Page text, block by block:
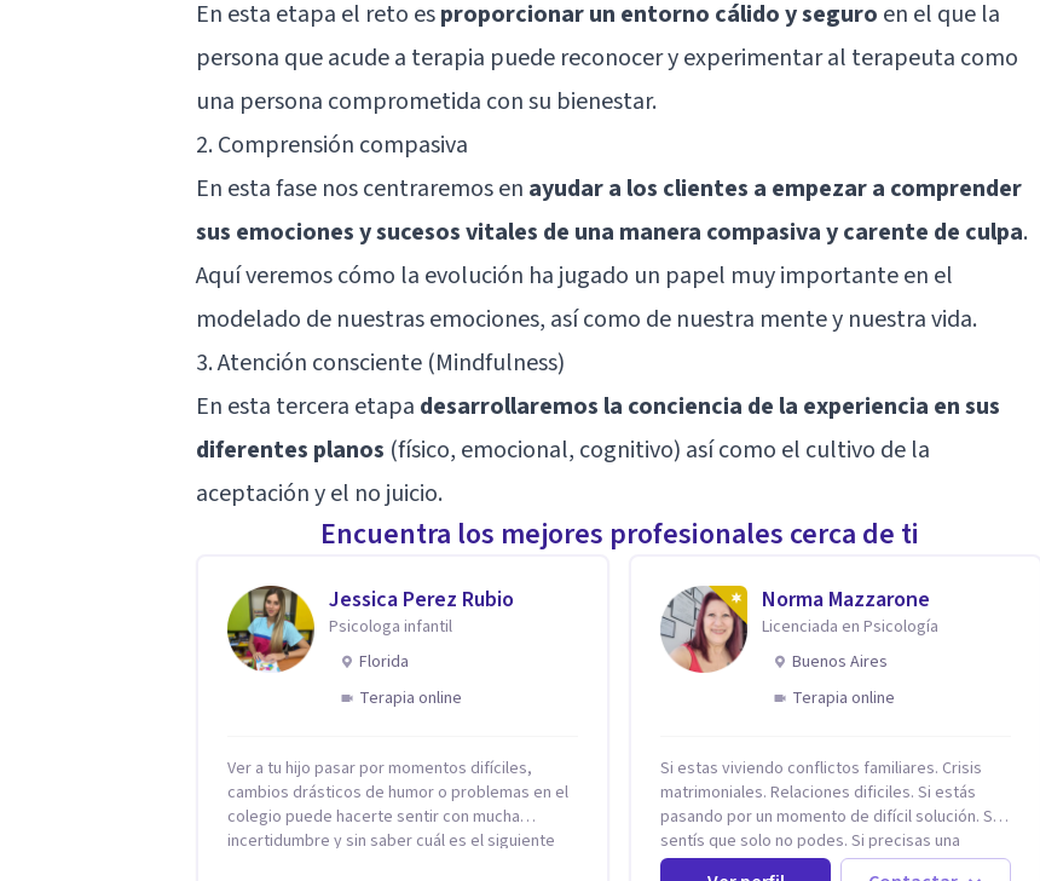
En esta etapa el reto esproporcionar un entorno cálido y seguro en el que la
persona que acude a terapia puede reconocer y experimentar al terapeuta como
una persona comprometida con su bienestar.
2. Comprensión compasiva
En esta fase nos centraremos en ayudar a los clientes a empezar a comprender
sus emociones y sucesos vitales de una manera compasiva y carente de culpa.
Aquí veremos cómo la evolución ha jugado un papel muy importante en el
modelado de nuestras emociones, así como de nuestra mente y nuestra vida.
3. Atención consciente (Mindfulness)
En esta tercera etapa desarrollaremos la conciencia de la experiencia en sus
diferentes planos (físico, emocional, cognitivo) así como el cultivo de la
aceptación y el no juicio.
Encuentra los mejores profesionales cerca de ti
Jessica Perez Rubio
Psicologa infantil
Florida
Terapia online
Ver a tu hijo pasar por momentos difíciles,
cambios drásticos de humor o problemas en el
colegio puede hacerte sentir con mucha
incertidumbre y sin saber cuál es el siguiente
Norma Mazzarone
Licenciada en Psicología
Buenos Aires
Terapia online
Si estas viviendo conflictos familiares. Crisis
matrimoniales. Relaciones dificiles. Si estás
pasando por un momento de difícil solución. Si
sentís que solo no podes. Si precisas una
escucha. Si consideras que estás bloqueado. Si